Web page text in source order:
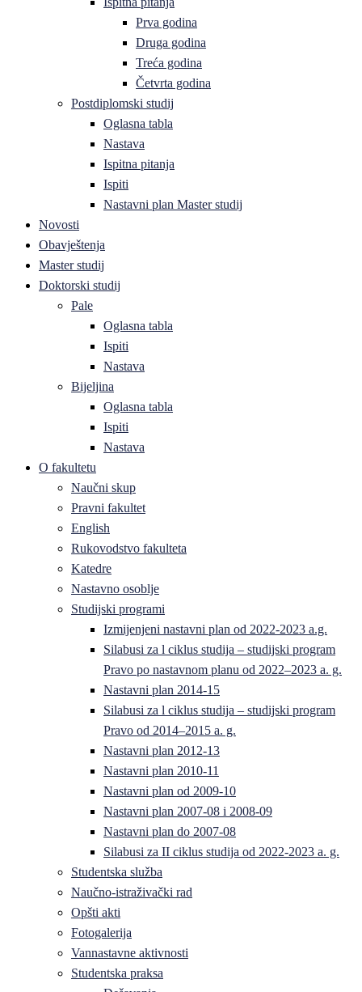
Prva godina
Druga godina
Treća godina
Četvrta godina
Postdiplomski studij
Oglasna tabla
Nastava
Ispitna pitanja
Ispiti
Nastavni plan Master studij
Novosti
Obavještenja
Master studij
Doktorski studij
Pale
Oglasna tabla
Ispiti
Nastava
Bijeljina
Oglasna tabla
Ispiti
Nastava
O fakultetu
Naučni skup
Pravni fakultet
English
Rukovodstvo fakulteta
Katedre
Nastavno osoblje
Studijski programi
Izmijenjeni nastavni plan od 2022-2023 a.g.
Silabusi za l ciklus studija – studijski program
Pravo po nastavnom planu od 2022–2023 a. g.
Nastavni plan 2014-15
Silabusi za l ciklus studija – studijski program
Pravo od 2014–2015 a. g.
Nastavni plan 2012-13
Nastavni plan 2010-11
Nastavni plan od 2009-10
Nastavni plan 2007-08 i 2008-09
Nastavni plan do 2007-08
Silabusi za II ciklus studija od 2022-2023 a. g.
Studentska služba
Naučno-istraživački rad
Opšti akti
Fotogalerija
Vannastavne aktivnosti
Studentska praksa